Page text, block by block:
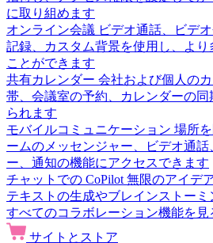
に取り組めます
オンライン会議 ビデオ通話、ビデ
記録、カスタム背景を使用し、よ
ことができます
共有カレンダー 会社および個人の
帯、会議室の予約、カレンダーの
られます
モバイルコミュニケーション 場所
ームのメッセンジャー、ビデオ通
ー、通知の機能にアクセスできます
チャットでの CoPilot 無限のアイデ
テキストの生成やブレインストー
すべてのコラボレーション機能を見
サイトとストア